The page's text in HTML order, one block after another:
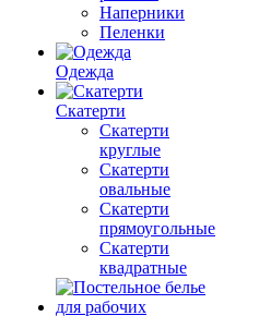
Наперники
Пеленки
Одежда
Скатерти
Скатерти
круглые
Скатерти
овальные
Скатерти
прямоугольные
Скатерти
квадратные